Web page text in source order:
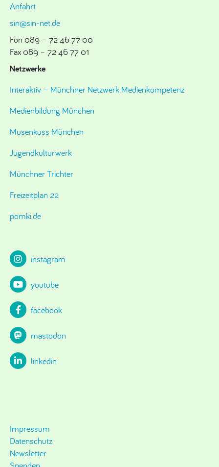
Anfahrt
sin@sin-net.de
Fon 089 – 72 46 77 00
Fax 089 – 72 46 77 01
Netzwerke
Interaktiv – Münchner Netzwerk Medienkompetenz
Medienbildung München
Musenkuss München
Jugendkulturwerk
Münchner Trichter
Freizeitplan 22
pomki.de
instagram
youtube
facebook
mastodon
linkedin
Impressum
Datenschutz
Newsletter